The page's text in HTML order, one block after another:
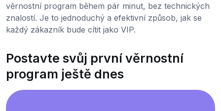
věrnostní program během pár minut, bez technických
znalostí. Je to jednoduchý a efektivní způsob, jak se
každý zákazník bude cítit jako VIP.
Postavte svůj první věrnostní
program ještě dnes